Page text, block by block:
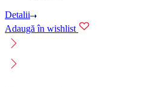
Detalii
Adaugă în wishlist